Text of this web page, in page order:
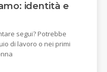
identità e
segui? Potrebbe
di lavoro o nei primi